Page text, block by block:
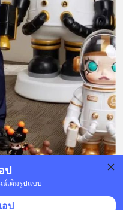
ป
ณ์เต็มรูปแบบ
อป
41 46 51